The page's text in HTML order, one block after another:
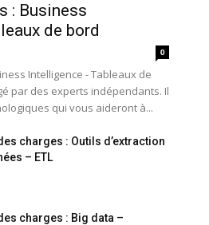
: Business
de bord
0
Intelligence - Tableaux de
par des experts indépendants. Il
qui vous aideront à...
charges : Outils d’extraction
– ETL
charges : Big data –